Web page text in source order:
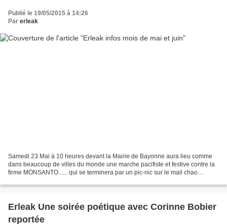
Publié le 19/05/2015 à 14:26
Par erleak
Samedi 23 Mai à 10 heures devant la Mairie de Bayonne aura lieu comme
dans beaucoup de villes du monde une marche pacifiste et festive contre la
firme MONSANTO...... qui se terminera par un pic-nic sur le mail chao
Erleak Une soirée poétique avec Corinne Bobier
reportée